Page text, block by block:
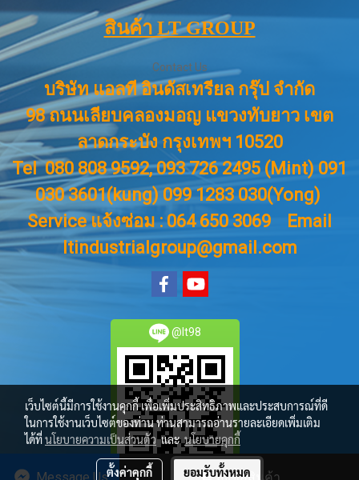
สินค้า LT GROUP
Contact Us
บริษัท แอลที อินดัสเทรียล กรุ๊ป จำกัด
98 ถนนเลียบคลองมอญ แขวงทับยาว เขต
ลาดกระบัง กรุงเทพฯ 10520
Tel 080 808 9592, 093 726 2495 (Mint) 091
030 3601(kung) 099 1283 030(Yong)
Service แจ้งซ่อม : 064 650 3069
Email
ltindustrialgroup@gmail.com
@lt98
เว็บไซต์นี้มีการใช้งานคุกกี้ เพื่อเพิ่มประสิทธิภาพและประสบการณ์ที่ดี
ในการใช้งานเว็บไซต์ของท่าน ท่านสามารถอ่านรายละเอียดเพิ่มเติม
ได้ที่นโยบายความเป็นส่วนตัวและ นโยบายคุกกี้
ตั้งค่าคุกกี้ ยอมรับทั้งหมด